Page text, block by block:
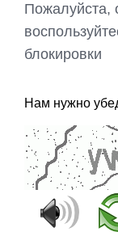
Пожалуйста,
блокировки
Нам нужно